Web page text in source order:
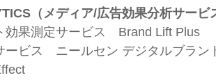
（メディア/広告効果分析サービ
効果測定サービス Brand Lift Plus
ービス ニールセン デジタルブラ